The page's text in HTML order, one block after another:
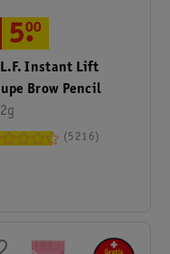
Instant Lift
Brow Pencil
5.
00
5216